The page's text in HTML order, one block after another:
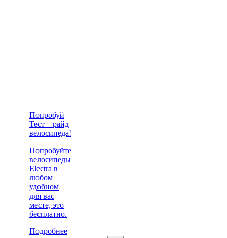
Попробуй
Тест – райд
велосипеда!
Попробуйте
велосипеды
Electra в
любом
удобном
для вас
месте, это
бесплатно.
Подробнее